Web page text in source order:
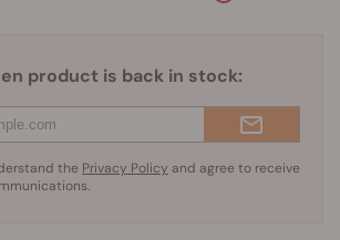
product is back in stock:
the Privacy Policy and agree to receive